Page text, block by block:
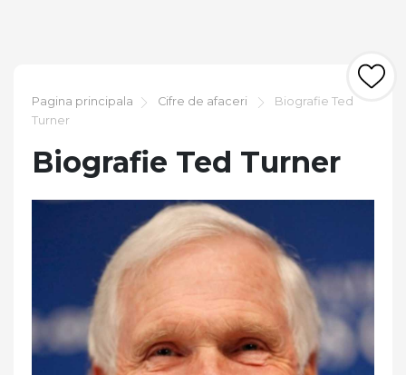
Pagina principala Cifre de afaceri
Biografie Ted
Turner
Biografie Ted Turner